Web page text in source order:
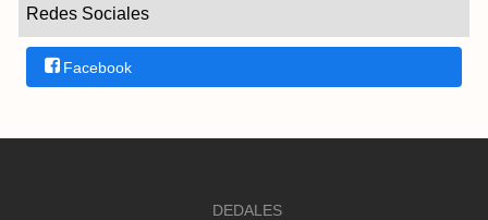
Redes Sociales
Facebook
DEDALES